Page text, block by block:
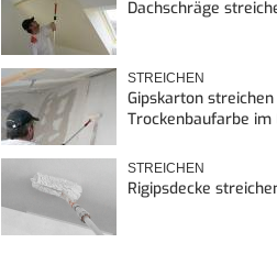
Dachschräge
STREICHEN
Gipskarton
Trockenbaufarbe im
STREICHEN
Rigipsdecke